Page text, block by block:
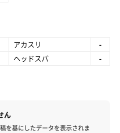
アカスリ
-
ヘッドスパ -
ん
を基にしたデータを表示されま